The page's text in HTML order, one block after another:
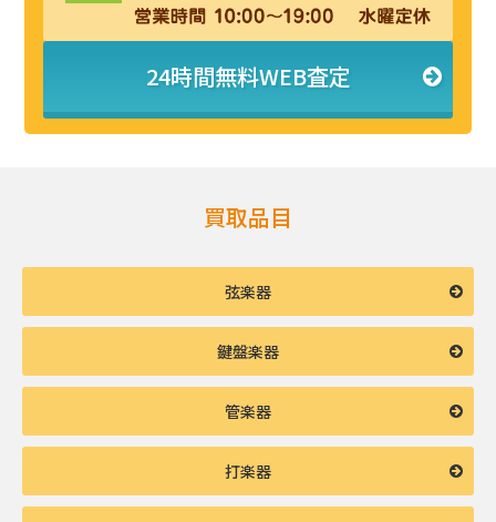
24時間無料WEB査定
買取品目
弦楽器
鍵盤楽器
管楽器
打楽器